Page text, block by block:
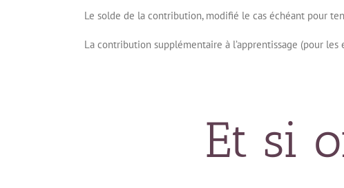
Le solde de la contribution, modifié le cas échéant pour
La contribution supplémentaire à l’apprentissage (pour
Et si